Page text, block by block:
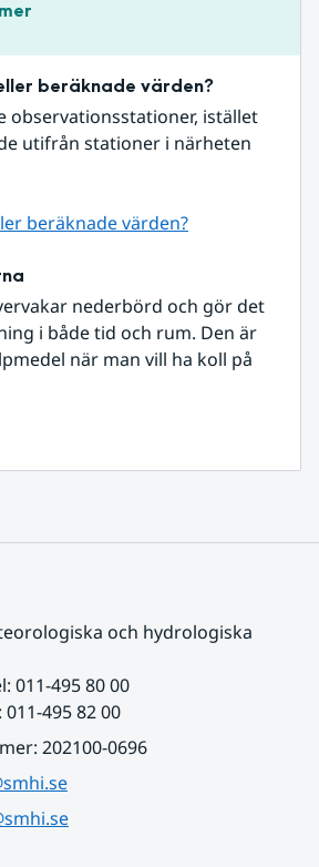
beräknade värden?
observationsstationer, istället
utifrån stationer i närheten
beräknade värden?
nederbörd och gör det
i både tid och rum. Den är
när man vill ha koll på
och hydrologiska
011-495 80 00
495 82 00
202100-0696